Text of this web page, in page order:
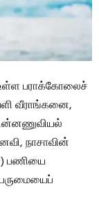
உள்ள பராக்கோலைச்
வீராங்கனை,
நாசாவின்
பணியை